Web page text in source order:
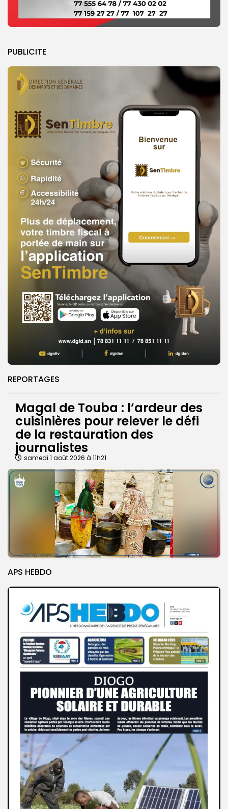
PUBLICITE
REPORTAGES
Magal de Touba : l’ardeur des
cuisinières pour relever le défi
de la restauration des
journalistes
samedi 1 août 2026 à 11h21
APS HEBDO